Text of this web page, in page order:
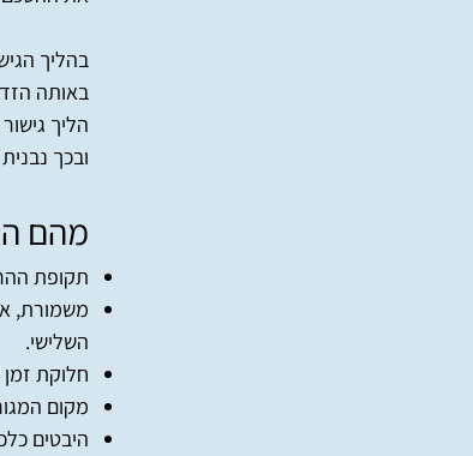
בהליך
באותה
הליך
ובכך
מהם
תקופת
משמורת,
השלישי.
חלוקת
מקום
היבטים